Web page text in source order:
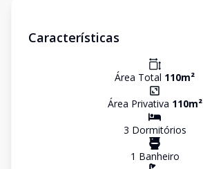
Características
Área Total 110m²
Área Privativa 110m²
3 Dormitórios
1 Banheiro